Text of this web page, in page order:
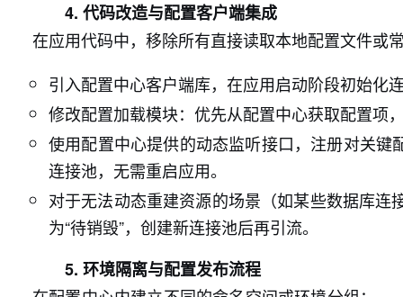
4. 代码改造与配置客户端集成
在应用代码中，移除所有直接读取本地配置文件或
引入配置中心客户端库，在应用启动阶段初始化
修改配置加载模块：优先从配置中心获取配置项
使用配置中心提供的动态监听接口，注册对关
连接池，无需重启应用。
对于无法动态重建资源的场景（如某些数据库
为“待销毁”，创建新连接池后再引流。
5. 环境隔离与配置发布流程